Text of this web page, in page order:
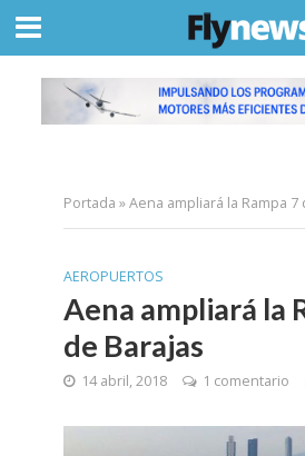
Portada »Aena ampliará la Rampa 7
AEROPUERTOS
Aena ampliará la
de Barajas
14 abril, 2018 1 comentario